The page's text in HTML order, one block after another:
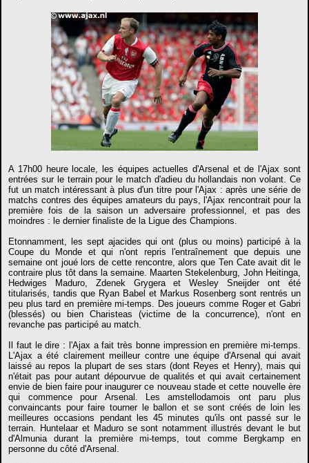
A 17h00 heure locale, les équipes actuelles d'Arsenal et de l'Ajax sont
entrées sur le terrain pour le match d'adieu du hollandais non volant. Ce
fut un match intéressant à plus d'un titre pour l'Ajax : après une série de
matchs contres des équipes amateurs du pays, l'Ajax rencontrait pour la
première fois de la saison un adversaire professionnel, et pas des
moindres : le dernier finaliste de la Ligue des Champions.
Etonnamment, les sept ajacides qui ont (plus ou moins) participé à la
Coupe du Monde et qui n'ont repris l'entraînement que depuis une
semaine ont joué lors de cette rencontre, alors que Ten Cate avait dit le
contraire plus tôt dans la semaine. Maarten Stekelenburg, John Heitinga,
Hedwiges Maduro, Zdenek Grygera et Wesley Sneijder ont été
titularisés, tandis que Ryan Babel et Markus Rosenberg sont rentrés un
peu plus tard en première mi-temps. Des joueurs comme Roger et Gabri
(blessés) ou bien Charisteas (victime de la concurrence), n'ont en
revanche pas participé au match.
Il faut le dire : l'Ajax a fait très bonne impression en première mi-temps.
L'Ajax a été clairement meilleur contre une équipe d'Arsenal qui avait
laissé au repos la plupart de ses stars (dont Reyes et Henry), mais qui
n'était pas pour autant dépourvue de qualités et qui avait certainement
envie de bien faire pour inaugurer ce nouveau stade et cette nouvelle ère
qui commence pour Arsenal. Les amstellodamois ont paru plus
convaincants pour faire tourner le ballon et se sont créés de loin les
meilleures occasions pendant les 45 minutes qu'ils ont passé sur le
terrain. Huntelaar et Maduro se sont notamment illustrés devant le but
d'Almunia durant la première mi-temps, tout comme Bergkamp en
personne du côté d'Arsenal.